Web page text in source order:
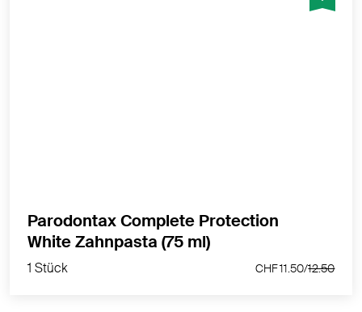
1 Stück
Parodontax Complete Protection
White Zahnpasta (75 ml)
1 Stück CHF 11.50/12.50